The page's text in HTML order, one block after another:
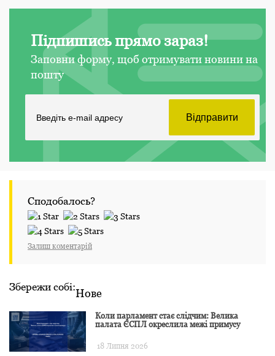
Підпишись прямо зараз!
Заповни форму, щоб отримувати новини на
пошту
Сподобалось?
Залиш коментарій
Збережи собі:Нове
Коли парламент стає слідчим: Велика
палата ЄСПЛ окреслила межі примусу
18 Липня 2026